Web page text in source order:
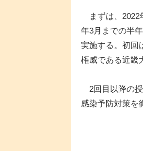
まずは、2022
年3月までの半
実施する。初回
権威である近畿
2回目以降の授
感染予防対策を